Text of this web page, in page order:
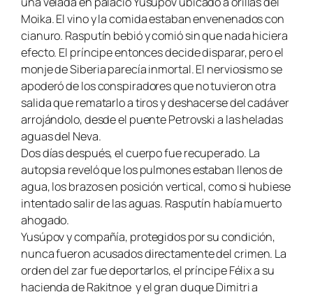
Moika. El vino y la comida estaban envenenados con
cianuro. Rasputín bebió y comió sin que nada hiciera
efecto. El príncipe entonces decide disparar, pero el
monje de Siberia parecía inmortal. El nerviosismo se
apoderó de los conspiradores que no tuvieron otra
salida que rematarlo a tiros y deshacerse del cadáver
arrojándolo, desde el puente Petrovski a las heladas
aguas del Neva.
Dos días después, el cuerpo fue recuperado. La
autopsia reveló que los pulmones estaban llenos de
agua, los brazos en posición vertical, como si hubiese
intentado salir de las aguas. Rasputín había muerto
ahogado.
Yusúpov y compañía, protegidos por su condición,
nunca fueron acusados directamente del crimen. La
orden del zar fue deportarlos, el príncipe Félix a su
hacienda de Rakitnoe y el gran duque Dimitri a